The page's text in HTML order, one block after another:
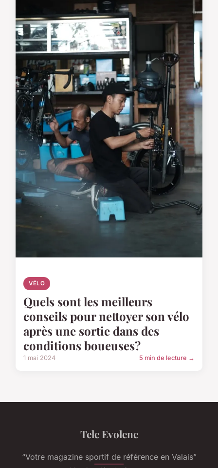
VÉLO
Quels sont les meilleurs
conseils pour nettoyer son vélo
après une sortie dans des
conditions boueuses?
1 mai 2024 5 min de lecture →
Tele Evolene
“Votre magazine sportif de référence en Valais”